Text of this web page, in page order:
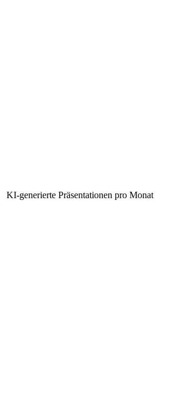
KI-generierte Präsentationen pro Monat